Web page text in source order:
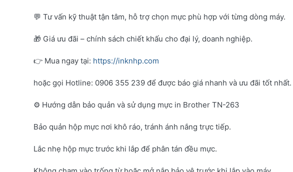
💬 Tư vấn kỹ thuật tận tâm, hỗ trợ chọn mực phù hợp với từng dòng máy.
🎁 Giá ưu đãi – chính sách chiết khấu cho đại lý, doanh nghiệp.
👉 Mua ngay tại: https://inknhp.com
hoặc gọi Hotline: 0906 355 239 để được báo giá nhanh và ưu đãi tốt nhất.
⚙️ Hướng dẫn bảo quản và sử dụng mực in Brother TN-263
Bảo quản hộp mực nơi khô ráo, tránh ánh nắng trực tiếp.
Lắc nhẹ hộp mực trước khi lắp để phân tán đều mực.